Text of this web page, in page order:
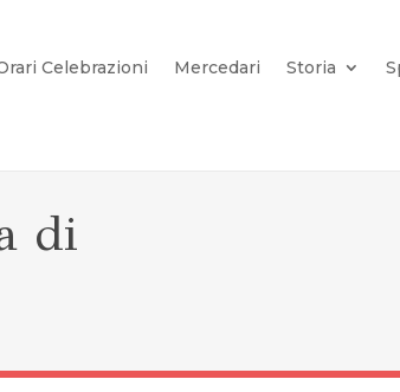
Celebrazioni Mercedari Storia
di